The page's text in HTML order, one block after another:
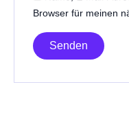
Browser für meinen